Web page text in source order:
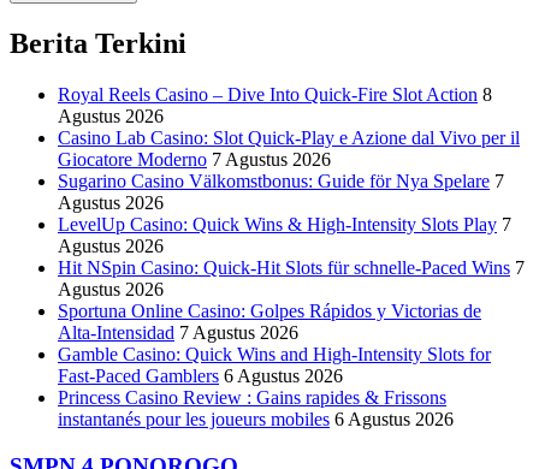
Berita Terkini
Royal Reels Casino – Dive Into Quick‑Fire Slot Action 8
Agustus 2026
Casino Lab Casino: Slot Quick‑Play e Azione dal Vivo per il
Giocatore Moderno 7 Agustus 2026
Sugarino Casino Välkomstbonus: Guide för Nya Spelare 7
Agustus 2026
LevelUp Casino: Quick Wins & High‑Intensity Slots Play 7
Agustus 2026
Hit NSpin Casino: Quick‑Hit Slots für schnelle‑Paced Wins 7
Agustus 2026
Sportuna Online Casino: Golpes Rápidos y Victorias de
Alta‑Intensidad 7 Agustus 2026
Gamble Casino: Quick Wins and High‑Intensity Slots for
Fast‑Paced Gamblers 6 Agustus 2026
Princess Casino Review : Gains rapides & Frissons
instantanés pour les joueurs mobiles 6 Agustus 2026